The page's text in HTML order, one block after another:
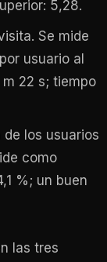
5,28.
Se mide
usuario al
22 s; tiempo
los usuarios
como
%; un buen
las tres